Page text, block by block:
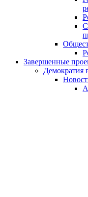
Завершенные
Демократия